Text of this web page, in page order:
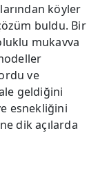
köyler
buldu. Bir
mukavva
ve
geldiğini
esnekliğini
dik açılarda